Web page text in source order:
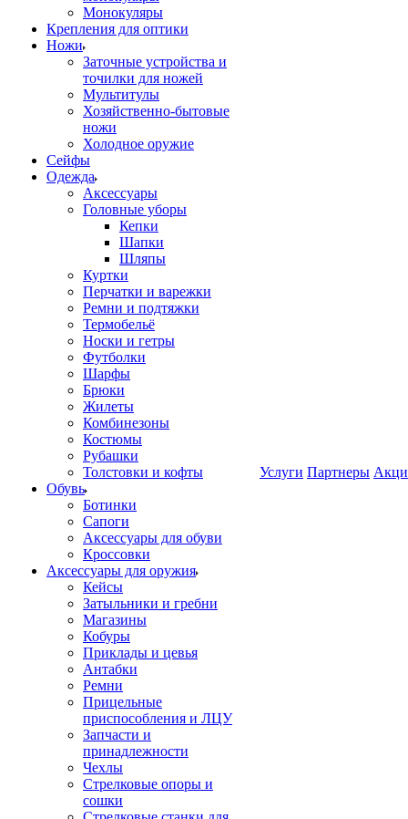
Монокуляры
Крепления для оптики
Ножи
Заточные устройства и
точилки для ножей
Мультитулы
Хозяйственно-бытовые
ножи
Холодное оружие
Сейфы
Одежда
Аксессуары
Головные уборы
Кепки
Шапки
Шляпы
Куртки
Перчатки и варежки
Ремни и подтяжки
Термобельё
Носки и гетры
Футболки
Шарфы
Брюки
Жилеты
Комбинезоны
Костюмы
Рубашки
Толстовки и кофты
Обувь
Ботинки
Сапоги
Аксессуары для обуви
Кроссовки
Аксессуары для оружия
Кейсы
Затыльники и гребни
Магазины
Кобуры
Приклады и цевья
Антабки
Ремни
Прицельные
приспособления и ЛЦУ
Запчасти и
принадлежности
Чехлы
Стрелковые опоры и
сошки
Услуги Партнеры